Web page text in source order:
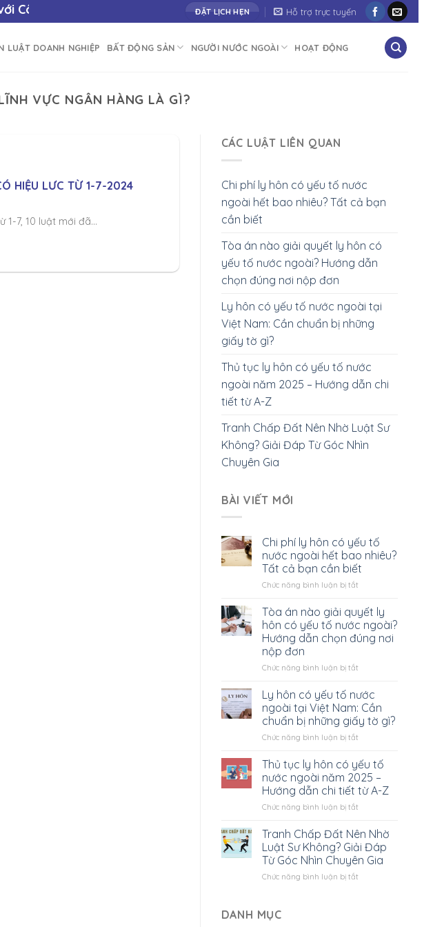
Công ty Luật Số 1 - "Cùng bạn vươn tới thành công"
ĐẶT LỊCH HẸN Hỗ trợ trực tuyến
LUẬT DOANH NGHIỆP BẤT ĐỘNG SẢN NGƯỜI NƯỚC NGOÀI HOẠT ĐỘNG
VỰC NGÂN HÀNG LÀ GÌ?
HIỆU LƯC TỪ 1-7-2024
1-7, 10 luật mới đã...
CÁC LUẬT LIÊN QUAN
Chi phí ly hôn có yếu tố nước
ngoài hết bao nhiêu? Tất cả bạn
cần biết
Tòa án nào giải quyết ly hôn có
yếu tố nước ngoài? Hướng dẫn
chọn đúng nơi nộp đơn
Ly hôn có yếu tố nước ngoài tại
Việt Nam: Cần chuẩn bị những
giấy tờ gì?
Thủ tục ly hôn có yếu tố nước
ngoài năm 2025 – Hướng dẫn chi
tiết từ A-Z
Tranh Chấp Đất Nên Nhờ Luật Sư
Không? Giải Đáp Từ Góc Nhìn
Chuyên Gia
BÀI VIẾT MỚI
Chi phí ly hôn có yếu tố
nước ngoài hết bao nhiêu?
Tất cả bạn cần biết
Chức năng bình luận bị tắtở
phí
ly
hôn
có
tố
ngoài
hết
bao
nhiêu?
Tất
bạn
cần
biết
Tòa án nào giải quyết ly
hôn có yếu tố nước ngoài?
Hướng dẫn chọn đúng nơi
nộp đơn
Chức năng bình luận bị tắtở
án
nào
giải
quyết
ly
có
yếu
tố
nước
ngoài?
dẫn
chọn
đúng
nơi
nộp
Ly hôn có yếu tố nước
ngoài tại Việt Nam: Cần
chuẩn bị những giấy tờ gì?
Chức năng bình luận bị tắtở
hôn
có
yếu
tố
nước
tại
Việt
Nam:
Cần
chuẩn
Thủ tục ly hôn có yếu tố
nước ngoài năm 2025 –
Hướng dẫn chi tiết từ A-Z
Chức năng bình luận bị tắtở
tục
ly
hôn
có
yếu
Tranh Chấp Đất Nên Nhờ
Luật Sư Không? Giải Đáp
Từ Góc Nhìn Chuyên Gia
Chức năng bình luận bị tắtở
DANH MỤC